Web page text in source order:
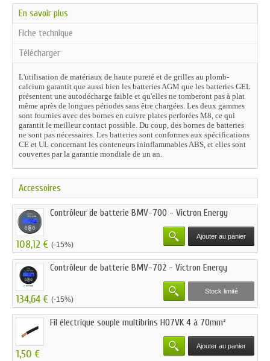
En savoir plus
Fiche technique
Télécharger
L'utilisation de matériaux de haute pureté et de grilles au plomb-
calcium garantit que aussi bien les batteries AGM que les batteries GEL
présentent une autodécharge faible et qu'elles ne tomberont pas à plat
même après de longues périodes sans être chargées. Les deux gammes
sont fournies avec des bornes en cuivre plates perforées M8, ce qui
garantit le meilleur contact possible. Du coup, des bornes de batteries
ne sont pas nécessaires. Les batteries sont conformes aux spécifications
CE et UL concernant les conteneurs ininflammables ABS, et elles sont
couvertes par la garantie mondiale de un an.
Accessoires
Contrôleur de batterie BMV-700 - Victron Energy
108,12 € (-15%)
Ajouter au panier
Contrôleur de batterie BMV-702 - Victron Energy
134,64 € (-15%)
Stock limité
Fil électrique souple multibrins H07VK 4 à 70mm²
1,50 €
Ajouter au panier